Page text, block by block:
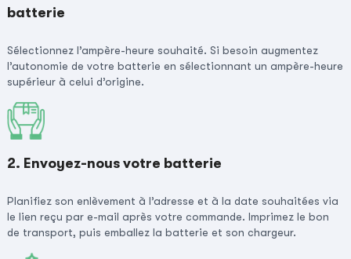
batterie
Sélectionnez l’ampère-heure souhaité. Si besoin augmentez
l’autonomie de votre batterie en sélectionnant un ampère-heure
supérieur à celui d’origine.
2. Envoyez-nous votre batterie
Planifiez son enlèvement à l’adresse et à la date souhaitées via
le lien reçu par e-mail après votre commande. Imprimez le bon
de transport, puis emballez la batterie et son chargeur.